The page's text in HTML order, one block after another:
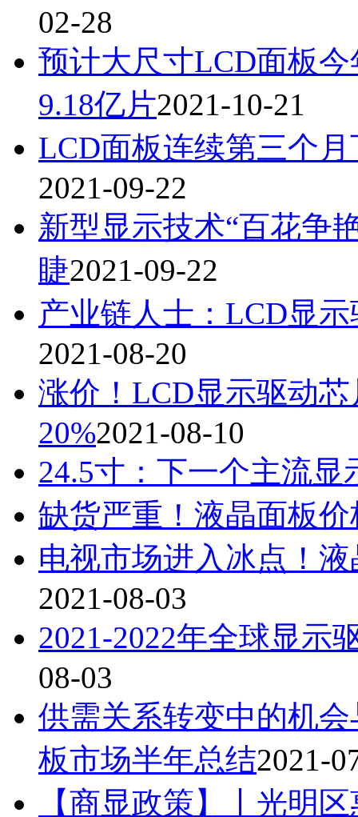
02-28
预计大尺寸LCD面板
9.18亿片2021-10-21
LCD面板连续第三个
2021-09-22
新型显示技术“百花争
睫2021-09-22
产业链人士：LCD显
2021-08-20
涨价！LCD显示驱动
20%2021-08-10
24.5寸：下一个主流显
缺货严重！液晶面板价
电视市场进入冰点！
2021-08-03
2021-2022年全球显示
08-03
供需关系转变中的机
板市场半年总结2021-
【商显政策】丨光明